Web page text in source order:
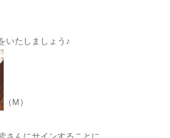
いたしましょう♪
（M）